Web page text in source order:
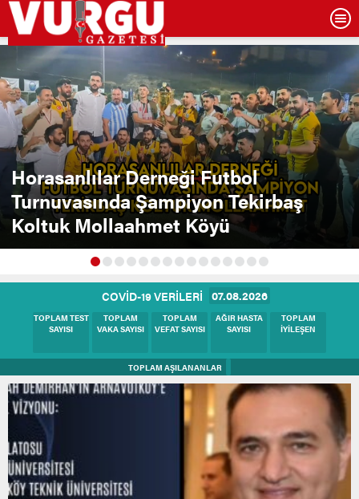
Horasanlılar Derneği Futbol
Turnuvasında Şampiyon Tekirbaş
Koltuk Mollaahmet Köyü
COVİD-19 VERİLERİ 07.08.2026
BUGÜNKÜ
TEST SAYISI
BUGÜNKÜ
VAKA SAYISI
BUGÜNKÜ
HASTA SAYISI
BUGÜNKÜ
VEFAT SAYISI
BUGÜNKÜ
İYİLEŞEN
TOPLAM AŞILANANLAR